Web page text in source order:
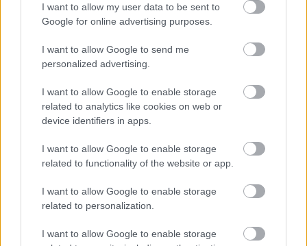
I want to allow my user data to be sent to
Google for online advertising purposes.
I want to allow Google to send me
personalized advertising.
I want to allow Google to enable storage
related to analytics like cookies on web or
device identifiers in apps.
I want to allow Google to enable storage
related to functionality of the website or app.
I want to allow Google to enable storage
related to personalization.
I want to allow Google to enable storage
emberszeretetük alakulására. Kiderült, hogy ebben
a vonatkozásban azok a mesék hatnak a legjobban
rájuk, amelyekben emberek szerepelnek. A kísérlet
kezdetén a gyerekeket három csoportba osztották